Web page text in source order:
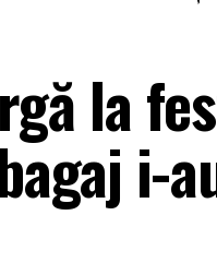
la
i-